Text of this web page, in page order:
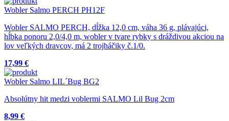
Wobler Salmo PERCH PH12F
Wobler SALMO PERCH, dĺžka 12,0 cm, váha 36 g, plávajúci,
hĺbka ponoru 2,0/4,0 m, wobler v tvare rybky s dráždivou akciou na
lov veľkých dravcov, má 2 trojháčiky č.1/0.
17,99 €
Wobler Salmo LIL´Bug BG2
Absolútny hit medzi voblermi SALMO Lil Bug 2cm
8,99 €